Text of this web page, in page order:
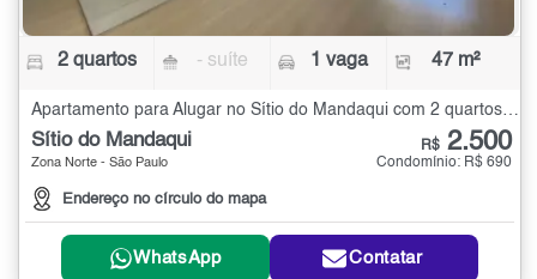
2 quartos - suíte 1 vaga 47 m²
Apartamento para Alugar no Sítio do Mandaqui com 2 quartos - 47 m²
Sítio do Mandaqui
Zona Norte - São Paulo
Endereço no círculo do mapa
R$ 2.500
Condomínio: R$ 690
WhatsApp Contatar